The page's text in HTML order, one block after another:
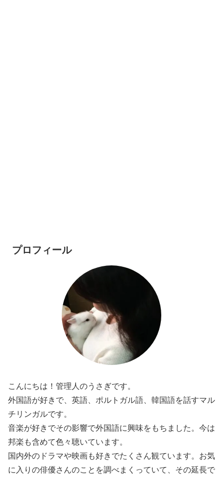
プロフィール
こんにちは！管理人のうさぎです。
外国語が好きで、英語、ポルトガル語、韓国語を話すマル
チリンガルです。
音楽が好きでその影響で外国語に興味をもちました。今は
邦楽も含めて色々聴いています。
国内外のドラマや映画も好きでたくさん観ています。お気
に入りの俳優さんのことを調べまくっていて、その延長で